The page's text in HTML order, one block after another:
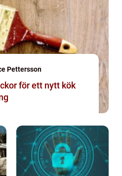
Pettersson
för ett nytt kök